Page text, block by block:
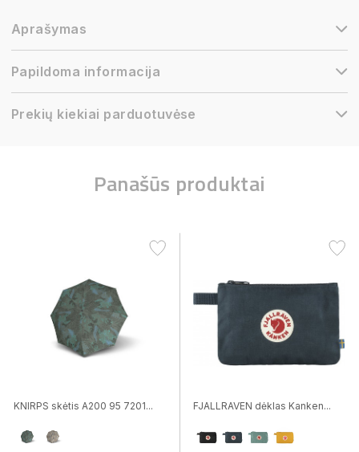
Aprašymas
Papildoma informacija
Prekių kiekiai parduotuvėse
Panašūs produktai
KNIRPS skėtis A200 95 7201... FJALLRAVEN dėklas Kanken...